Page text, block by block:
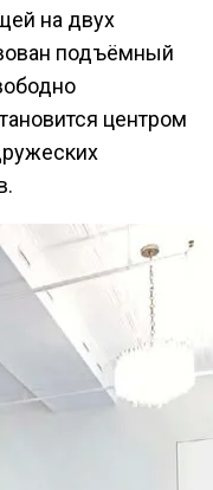
на двух
подъёмный
центром